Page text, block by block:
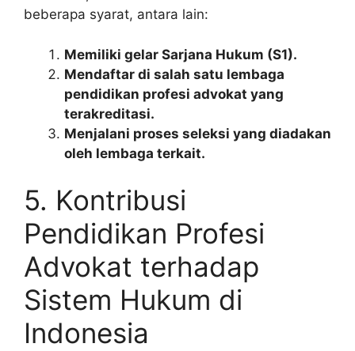
beberapa syarat, antara lain:
Memiliki gelar Sarjana Hukum (S1).
Mendaftar di salah satu lembaga
pendidikan profesi advokat yang
terakreditasi.
Menjalani proses seleksi yang diadakan
oleh lembaga terkait.
5. Kontribusi
Pendidikan Profesi
Advokat terhadap
Sistem Hukum di
Indonesia